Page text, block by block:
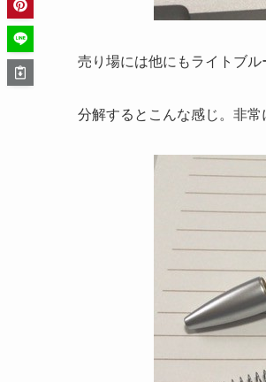
売り場には他にもライトブル
分解するとこんな感じ。非